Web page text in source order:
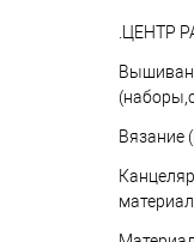
.ЦЕНТР
Вязание